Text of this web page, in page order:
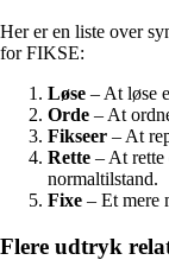
Her er en liste over
for FIKSE:
Løse – At løse
Orde – At
Fikseer – At
Rette – At rette
normaltilstand.
Fixe – Et mere
Flere udtryk